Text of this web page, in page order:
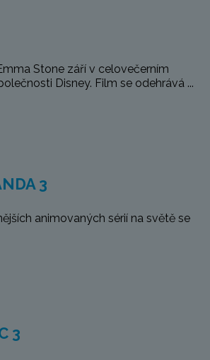
Stone září v celovečerním
Disney. Film se odehrává ...
3
animovaných sérií na světě se
3